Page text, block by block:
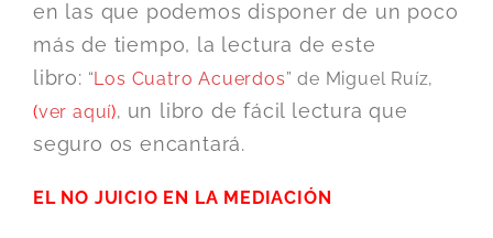
en las que podemos disponer de un poco
más de tiempo, la lectura de este
libro: “Los Cuatro Acuerdos” de Miguel Ruíz,
(ver aquí), un libro de fácil lectura que
seguro os encantará.
EL NO JUICIO EN LA MEDIACIÓN